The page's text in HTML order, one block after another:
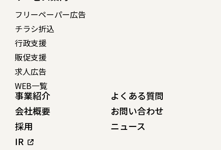
フリーペーパー広告
チラシ折込
行政支援
販促支援
求人広告
WEB一覧
事業紹介
会社概要
採用
IR
よくある質問
お問い合わせ
ニュース